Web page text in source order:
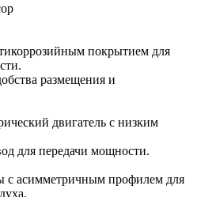
покрытием для
размещения и
двигатель с низким
для передачи мощности.
с асимметричным профилем для